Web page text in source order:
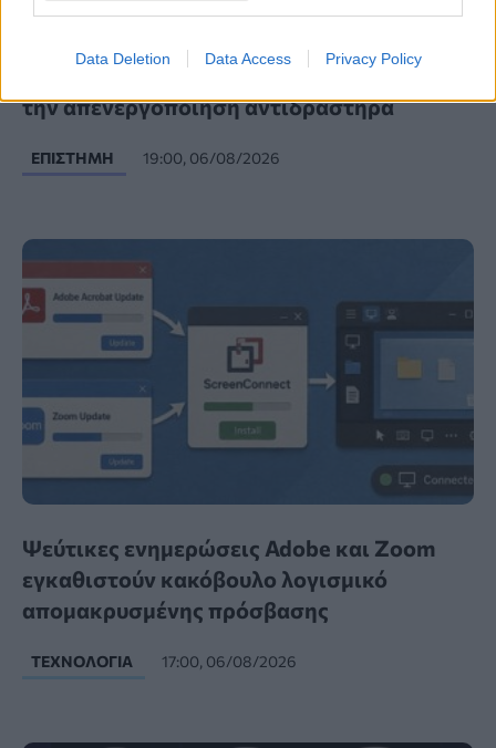
Data Deletion Data Access Privacy Policy
Πρώτη μέτρηση αντινετρίνων από
χρησιμοποιημένο πυρηνικό καύσιμο μετά
την απενεργοποίηση αντιδραστήρα
ΕΠΙΣΤΉΜΗ 19:00, 06/08/2026
Ψεύτικες ενημερώσεις Adobe και Zoom
εγκαθιστούν κακόβουλο λογισμικό
απομακρυσμένης πρόσβασης
ΤΕΧΝΟΛΟΓΊΑ 17:00, 06/08/2026